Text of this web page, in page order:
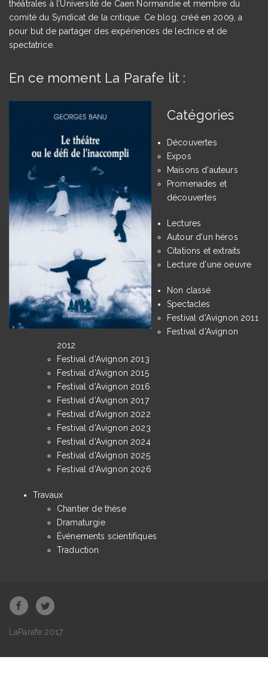
théâtrales à l’Université de Caen Normandie et membre du
comité du Syndicat de la critique. Ce blog, créé en 2009, a
pour but de partager des expériences de lectrice et de
spectatrice.
En ce moment La Parafe lit :
Catégories
Découvertes
Expos
Maisons d'auteurs
Promenades et
découvertes
Lectures
Autour d'un héros
Citations et extraits
Lecture d'une oeuvre
Non classé
Spectacles
Festival d'Avignon 2011
Festival d'Avignon
2012
Festival d'Avignon 2013
Festival d'Avignon 2015
Festival d'Avignon 2016
Festival d'Avignon 2017
Festival d'Avignon 2022
Festival d'Avignon 2023
Festival d'Avignon 2024
Festival d'Avignon 2025
Festival d'Avignon 2026
Travaux
Chantier de thèse
Dramaturgie
Événements scientifiques
Traduction
LaParafe 2017